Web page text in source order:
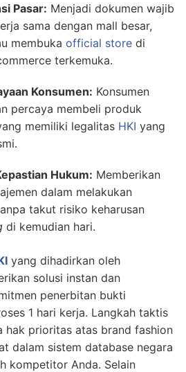
Pasar: Menjadi dokumen wajib
sama dengan mall besar,
membuka official store di
terkemuka.
Konsumen: Konsumen
percaya membeli produk
memiliki legalitas HKI yang
Hukum: Memberikan
dalam melakukan
takut risiko keharusan
di kemudian hari.
yang dihadirkan oleh
solusi instan dan
penerbitan bukti
1 hari kerja. Langkah taktis
hak prioritas atas brand fashion
dalam sistem database negara
kompetitor Anda. Selain